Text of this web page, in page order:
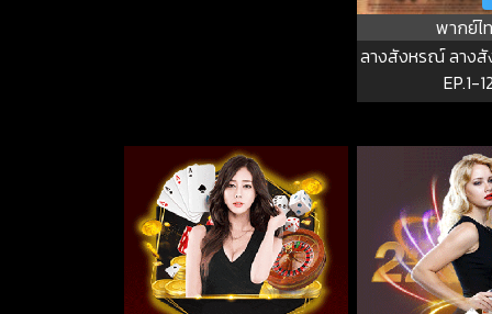
พากย์ไ
ลางสังหรณ์ ลาง
EP.1-